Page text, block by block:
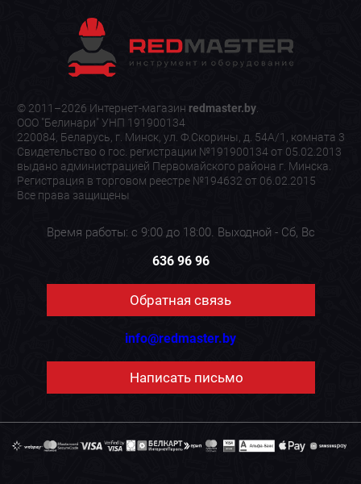
© 2011–2026 Интернет-магазин redmaster.by.
ООО "Белинари" УНП 191900134
220084, Беларусь, г. Минск, ул. Ф.Скорины, д. 54А/1, комната 3
Свидетельство о гос. регистрации №191900134 от 05.02.2013
выдано администрацией Первомайского района г. Минска.
Регистрация в торговом реестре №194632 от 06.02.2015
Все права защищены
Время работы: с 9:00 до 18:00. Выходной - Сб, Вс
636 96 96
Обратная связь
info@redmaster.by
Написать письмо